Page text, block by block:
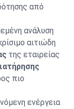
από
ανάλυση
αιτιώδη
της εταιρείας
πιο
ενέργεια